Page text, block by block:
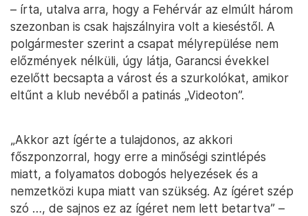
– írta, utalva arra, hogy a Fehérvár az elmúlt három
szezonban is csak hajszálnyira volt a kieséstől. A
polgármester szerint a csapat mélyrepülése nem
előzmények nélküli, úgy látja, Garancsi évekkel
ezelőtt becsapta a várost és a szurkolókat, amikor
eltűnt a klub nevéből a patinás „Videoton”.
„Akkor azt ígérte a tulajdonos, az akkori
főszponzorral, hogy erre a minőségi szintlépés
miatt, a folyamatos dobogós helyezések és a
nemzetközi kupa miatt van szükség. Az ígéret szép
szó …, de sajnos ez az ígéret nem lett betartva” –